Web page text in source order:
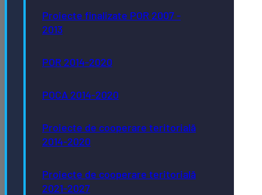
Proiecte finalizate POR 2007 -
2013
POR 2014-2020
POCA 2014-2020
Proiecte de cooperare teritorială
2014-2020
Proiecte de cooperare teritorială
2021-2027